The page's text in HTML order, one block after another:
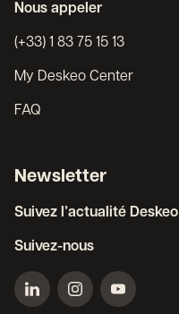
Nous appeler
(+33) 1 83 75 15 13
My Deskeo Center
FAQ
Newsletter
Suivez l’actualité Deskeo
Suivez-nous